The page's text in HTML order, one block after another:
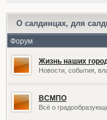
О салдинцах, для
Форум
Жизнь наших
Новости, события,
ВСМПО
Всё о